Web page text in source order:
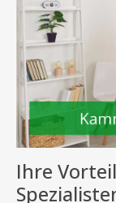
Ihre